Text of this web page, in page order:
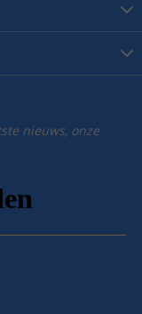
nieuws, onze